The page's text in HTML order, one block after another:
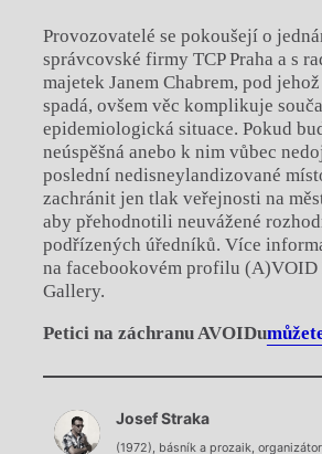
Provozovatelé se pokoušejí o
správcovské firmy TCP Praha a s
majetek Janem Chabrem, pod
spadá, ovšem věc komplikuje
epidemiologická situace. Pokud
neúspěšná anebo k nim vůbec
poslední nedisneylandizované
zachránit jen tlak veřejnosti na
aby přehodnotili neuvážené
podřízených úředníků. Více
na facebookovém profilu (A)VOID
Gallery.
Petici na záchranu AVOIDu
Chviličku.
Josef Straka
(1972), básník a prozaik,